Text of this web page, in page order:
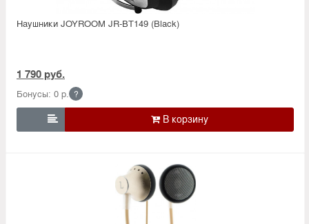
Наушники JOYROOM JR-BT149 (Black)
1 790 руб.
Бонусы: 0 р. ?
